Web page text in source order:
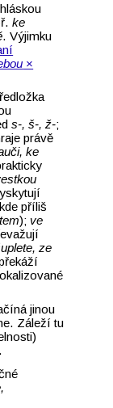
ke
. Výjimku
×
s‑, š‑, ž‑;
právě
ke
příliš
); ve
ze
jinou
Záleží tu